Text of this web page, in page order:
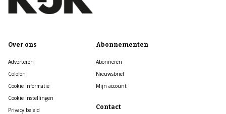
Over ons
Adverteren
Colofon
Cookie informatie
Cookie Instellingen
Privacy beleid
Abonnementen
Abonneren
Nieuwsbrief
Mijn account
Contact